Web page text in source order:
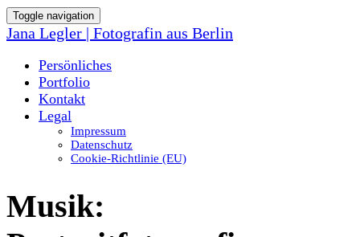
Toggle navigation
Jana Legler | Fotografin aus Berlin
Persönliches
Portfolio
Kontakt
Legal
Impressum
Datenschutz
Cookie-Richtlinie (EU)
Musik: